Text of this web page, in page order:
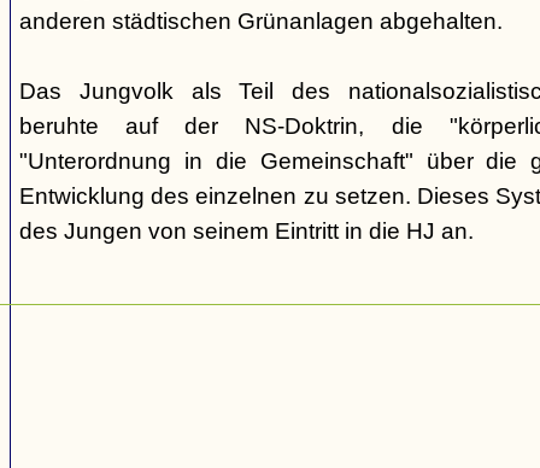
anderen städtischen Grünanlagen abgehalten.
Das Jungvolk als Teil des
beruhte auf der NS-Doktrin, die
"Unterordnung in die Gemeinschaft" über die
Entwicklung des einzelnen zu setzen. Dieses
des Jungen von seinem Eintritt in die HJ an.